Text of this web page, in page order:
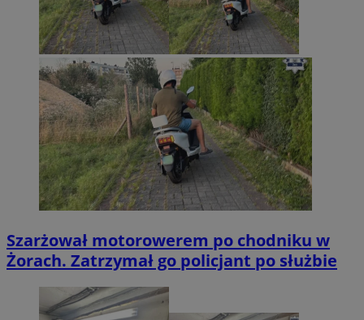
Szarżował motorowerem po chodniku w
Żorach. Zatrzymał go policjant po służbie